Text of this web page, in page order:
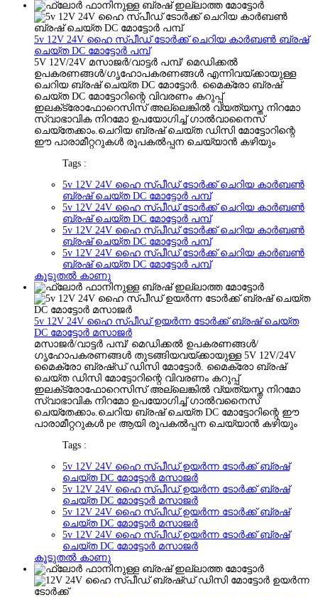
5v 12V 24V ഹൈ സ്പീഡ് ടോർക്ക് ചെറിയ കാർബൺ ബ്രഷ്
ചെയ്ത DC മോട്ടോർ പമ്പ്
5V 12V/24V മസാജർ/വാട്ടർ പമ്പ്/ മെഡിക്കൽ
ഉപകരണങ്ങൾ/ഗൃഹോപകരണങ്ങൾ എന്നിവയ്‌ക്കായുള്ള
ചെറിയ ബ്രഷ് ചെയ്ത DC മോട്ടോർ. മൈക്രോ ബ്രഷ്
ചെയ്ത DC മോട്ടോറിന്റെ വിവരണം കറുപ്പ്
ഇലക്‌ട്രോഫോറെസിസ് അല്ലെങ്കിൽ വ്യത്യസ്ത നിറമോ
സ്വാഭാവിക നിറമോ ഉപയോഗിച്ച് ഗാൽവാനൈസ്
ചെയ്‌തേക്കാം.ചെറിയ ബ്രഷ് ചെയ്ത ഡിസി മോട്ടോറിന്റെ
ഈ പാരാമീറ്ററുകൾ രൂപകൽപ്പന ചെയ്യാൻ കഴിയും
Tags :
5v 12V 24V ഹൈ സ്പീഡ് ടോർക്ക് ചെറിയ കാർബൺ
ബ്രഷ് ചെയ്ത DC മോട്ടോർ പമ്പ്
5v 12V 24V ഹൈ സ്പീഡ് ടോർക്ക് ചെറിയ കാർബൺ
ബ്രഷ് ചെയ്ത DC മോട്ടോർ പമ്പ്
5v 12V 24V ഹൈ സ്പീഡ് ടോർക്ക് ചെറിയ കാർബൺ
ബ്രഷ് ചെയ്ത DC മോട്ടോർ പമ്പ്
5v 12V 24V ഹൈ സ്പീഡ് ടോർക്ക് ചെറിയ കാർബൺ
ബ്രഷ് ചെയ്ത DC മോട്ടോർ പമ്പ്
കൂടുതൽ കാണു
5v 12V 24V ഹൈ സ്പീഡ് ഉയർന്ന ടോർക്ക് ബ്രഷ് ചെയ്ത
DC മോട്ടോർ മസാജർ
മസാജർ/വാട്ടർ പമ്പ്/ മെഡിക്കൽ ഉപകരണങ്ങൾ/
ഗൃഹോപകരണങ്ങൾ തുടങ്ങിയവയ്‌ക്കായുള്ള 5V 12V/24V
മൈക്രോ ബ്രഷ്ഡ് ഡിസി മോട്ടോർ. മൈക്രോ ബ്രഷ്
ചെയ്ത ഡിസി മോട്ടോറിന്റെ വിവരണം കറുപ്പ്
ഇലക്‌ട്രോഫോറെസിസ് അല്ലെങ്കിൽ വ്യത്യസ്ത നിറമോ
സ്വാഭാവിക നിറമോ ഉപയോഗിച്ച് ഗാൽവനൈസ്
ചെയ്‌തേക്കാം.ചെറിയ ബ്രഷ് ചെയ്ത DC മോട്ടോറിന്റെ ഈ
പാരാമീറ്ററുകൾ pe ആയി രൂപകൽപ്പന ചെയ്യാൻ കഴിയും
Tags :
5v 12V 24V ഹൈ സ്പീഡ് ഉയർന്ന ടോർക്ക് ബ്രഷ്
ചെയ്ത DC മോട്ടോർ മസാജർ
5v 12V 24V ഹൈ സ്പീഡ് ഉയർന്ന ടോർക്ക് ബ്രഷ്
ചെയ്ത DC മോട്ടോർ മസാജർ
5v 12V 24V ഹൈ സ്പീഡ് ഉയർന്ന ടോർക്ക് ബ്രഷ്
ചെയ്ത DC മോട്ടോർ മസാജർ
5v 12V 24V ഹൈ സ്പീഡ് ഉയർന്ന ടോർക്ക് ബ്രഷ്
ചെയ്ത DC മോട്ടോർ മസാജർ
കൂടുതൽ കാണു